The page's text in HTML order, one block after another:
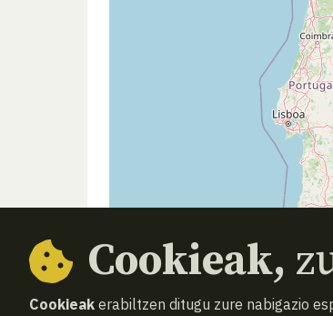
Cookieak,
Cookieak erabiltzen ditugu zure nabigazio